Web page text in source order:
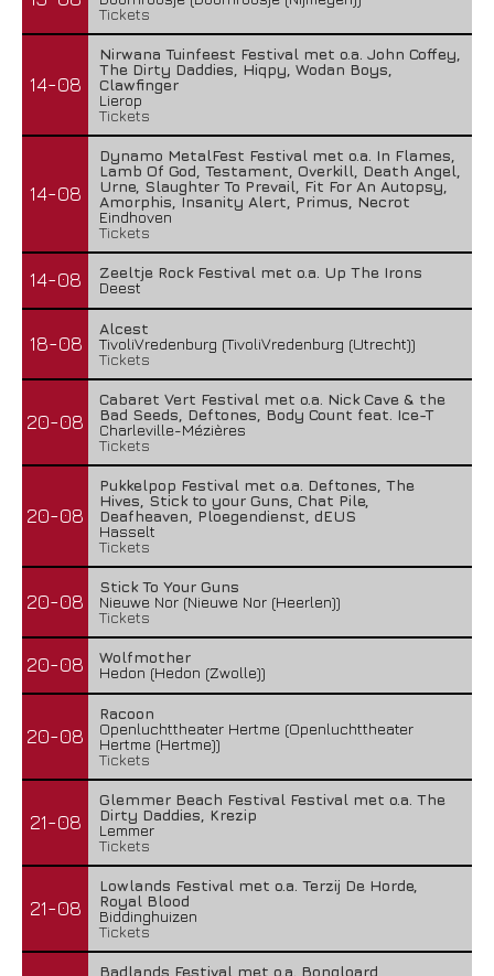
Tickets
14-08
Nirwana Tuinfeest Festival met o.a. John Coffey,
The Dirty Daddies, Hiqpy, Wodan Boys,
Clawfinger
Lierop
Tickets
14-08
Dynamo MetalFest Festival met o.a. In Flames,
Lamb Of God, Testament, Overkill, Death Angel,
Urne, Slaughter To Prevail, Fit For An Autopsy,
Amorphis, Insanity Alert, Primus, Necrot
Eindhoven
Tickets
14-08
Zeeltje Rock Festival met o.a. Up The Irons
Deest
18-08
Alcest
TivoliVredenburg (TivoliVredenburg (Utrecht))
Tickets
20-08
Cabaret Vert Festival met o.a. Nick Cave & the
Bad Seeds, Deftones, Body Count feat. Ice-T
Charleville-Mézières
Tickets
20-08
Pukkelpop Festival met o.a. Deftones, The
Hives, Stick to your Guns, Chat Pile,
Deafheaven, Ploegendienst, dEUS
Hasselt
Tickets
20-08
Stick To Your Guns
Nieuwe Nor (Nieuwe Nor (Heerlen))
Tickets
20-08
Wolfmother
Hedon (Hedon (Zwolle))
20-08
Racoon
Openluchttheater Hertme (Openluchttheater
Hertme (Hertme))
Tickets
21-08
Glemmer Beach Festival Festival met o.a. The
Dirty Daddies, Krezip
Lemmer
Tickets
21-08
Lowlands Festival met o.a. Terzij De Horde,
Royal Blood
Biddinghuizen
Tickets
Badlands Festival met o.a. Bongloard